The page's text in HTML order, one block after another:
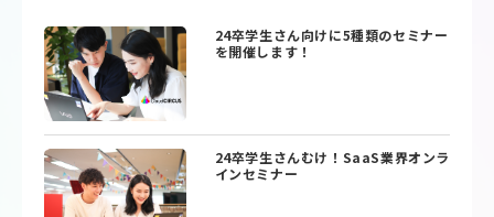
24卒学生さん向けに5種類のセミナー
を開催します！
24卒学生さんむけ！SaaS業界オンラ
インセミナー